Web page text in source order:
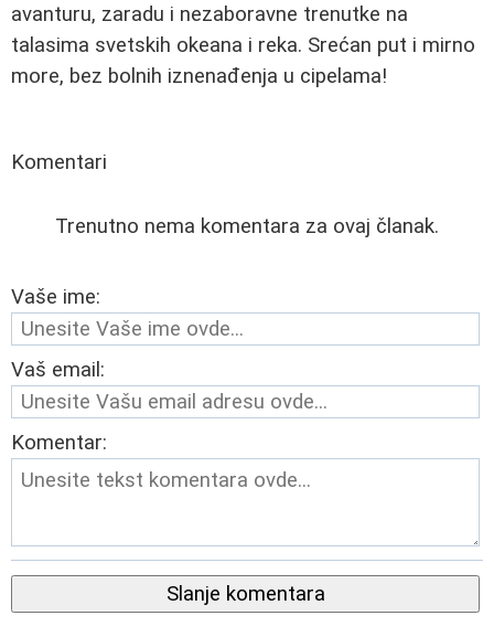
avanturu, zaradu i nezaboravne trenutke na
talasima svetskih okeana i reka. Srećan put i mirno
more, bez bolnih iznenađenja u cipelama!
Komentari
Trenutno nema komentara za ovaj članak.
Vaše ime:
Vaš email:
Komentar:
Slanje komentara